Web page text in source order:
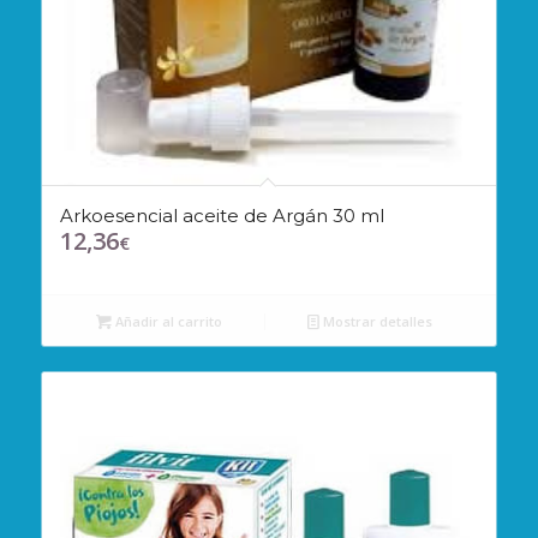
Arkoesencial aceite de Argán 30 ml
12,36€
Añadir al carrito Mostrar detalles